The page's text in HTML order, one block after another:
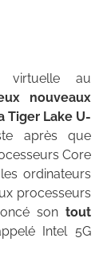
virtuelle au
nouveaux
Tiger Lake U-
après que
Core
ordinateurs
processeurs
son tout
Intel 5G